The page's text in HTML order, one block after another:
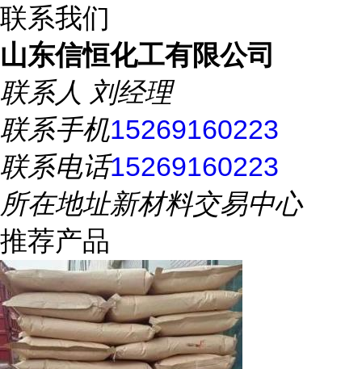
联系我们
山东信恒化工有限公司
联系人 刘经理
联系手机15269160223
联系电话15269160223
所在地址新材料交易中心
推荐产品